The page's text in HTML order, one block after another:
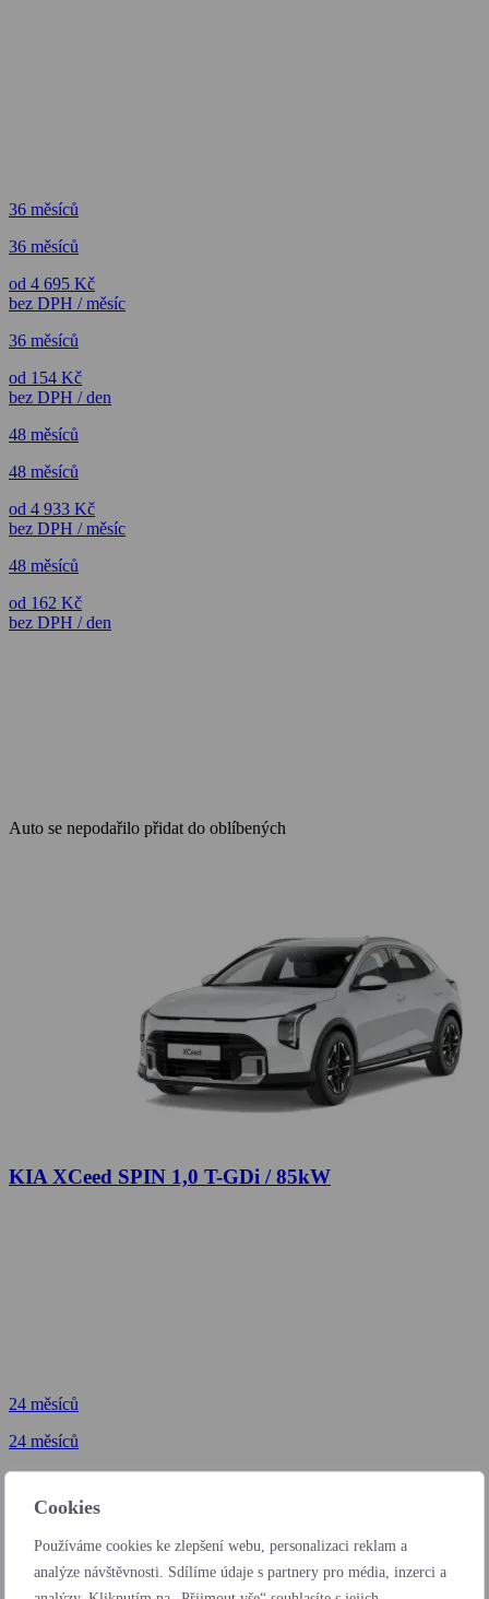
Cookies
Používáme cookies ke zlepšení webu, personalizaci reklam a
analýze návštěvnosti. Sdílíme údaje s partnery pro média, inzerci a
36 měsíců
36 měsíců
od 4 695 Kč
bez DPH / měsíc
36 měsíců
od 154 Kč
bez DPH / den
48 měsíců
48 měsíců
od 4 933 Kč
bez DPH / měsíc
48 měsíců
od 162 Kč
bez DPH / den
Auto se nepodařilo přidat do oblíbených
KIA XCeed SPIN 1,0 T-GDi / 85kW
24 měsíců
24 měsíců
od 6 172 Kč
bez DPH / měsíc
24 měsíců
od 203 Kč
bez DPH / den